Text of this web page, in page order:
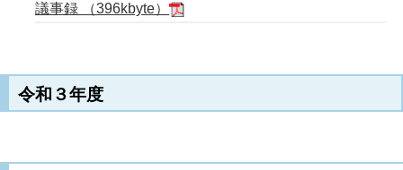
議事録 （396kbyte）
令和３年度